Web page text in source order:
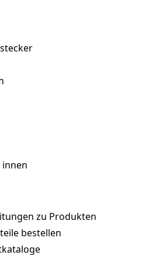
zu Produkten
bestellen